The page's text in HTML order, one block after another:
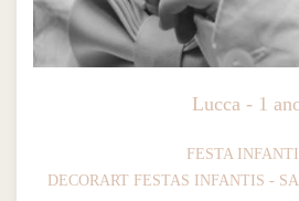
Lucca - 1
FESTA
DECORART FESTAS INFANTIS -